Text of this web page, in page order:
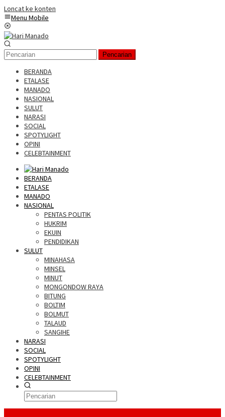
Loncat ke konten
Menu Mobile
Pencarian
BERANDA
ETALASE
MANADO
NASIONAL
SULUT
NARASI
SOCIAL
SPOTYLIGHT
OPINI
CELEBTAINMENT
BERANDA
ETALASE
MANADO
NASIONAL
PENTAS POLITIK
HUKRIM
EKUIN
PENDIDIKAN
SULUT
MINAHASA
MINSEL
MINUT
MONGONDOW RAYA
BITUNG
BOLTIM
BOLMUT
TALAUD
SANGIHE
NARASI
SOCIAL
SPOTYLIGHT
OPINI
CELEBTAINMENT